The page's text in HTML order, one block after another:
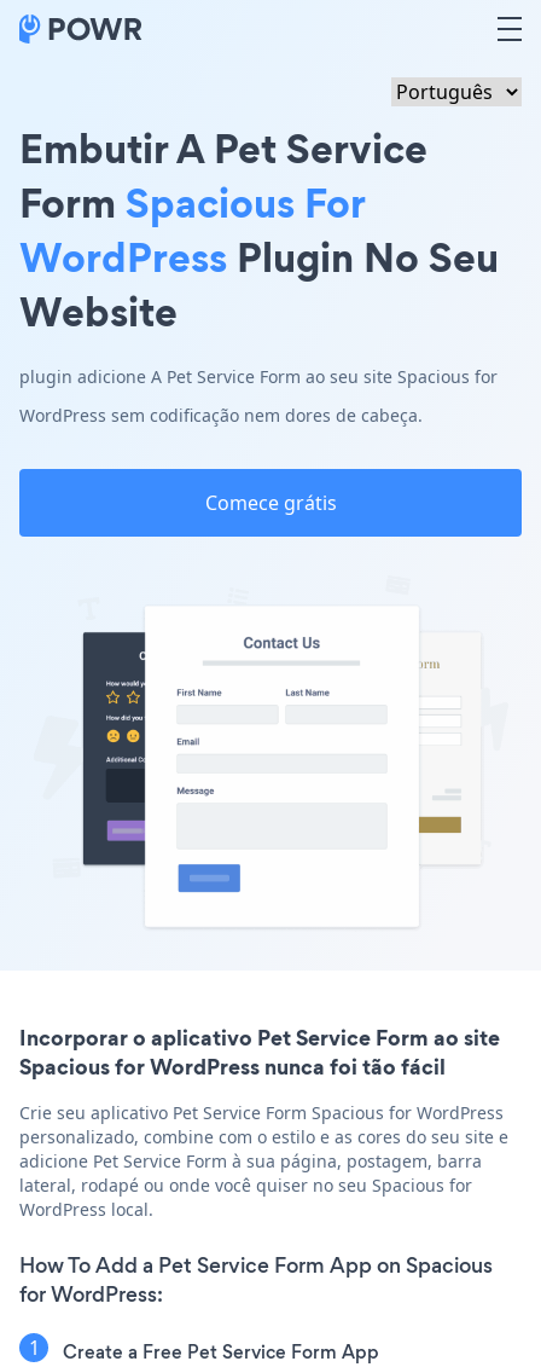
Embutir A Pet Service
Form Spacious For
WordPress Plugin No Seu
Website
plugin adicione A Pet Service Form ao seu site Spacious for
WordPress sem codificação nem dores de cabeça.
Comece grátis
Incorporar o aplicativo Pet Service Form ao site
Spacious for WordPress nunca foi tão fácil
Crie seu aplicativo Pet Service Form Spacious for WordPress
personalizado, combine com o estilo e as cores do seu site e
adicione Pet Service Form à sua página, postagem, barra
lateral, rodapé ou onde você quiser no seu Spacious for
WordPress local.
How To Add a Pet Service Form App on Spacious
for WordPress:
Create a Free Pet Service Form App